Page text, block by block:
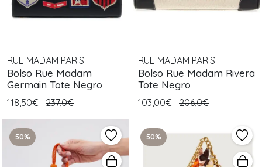
RUE MADAM PARIS
Bolso Rue Madam
Germain Tote Negro
118,50€ 237,0€
RUE MADAM PARIS
Bolso Rue Madam Rivera
Tote Negro
103,00€ 206,0€
50% 50%